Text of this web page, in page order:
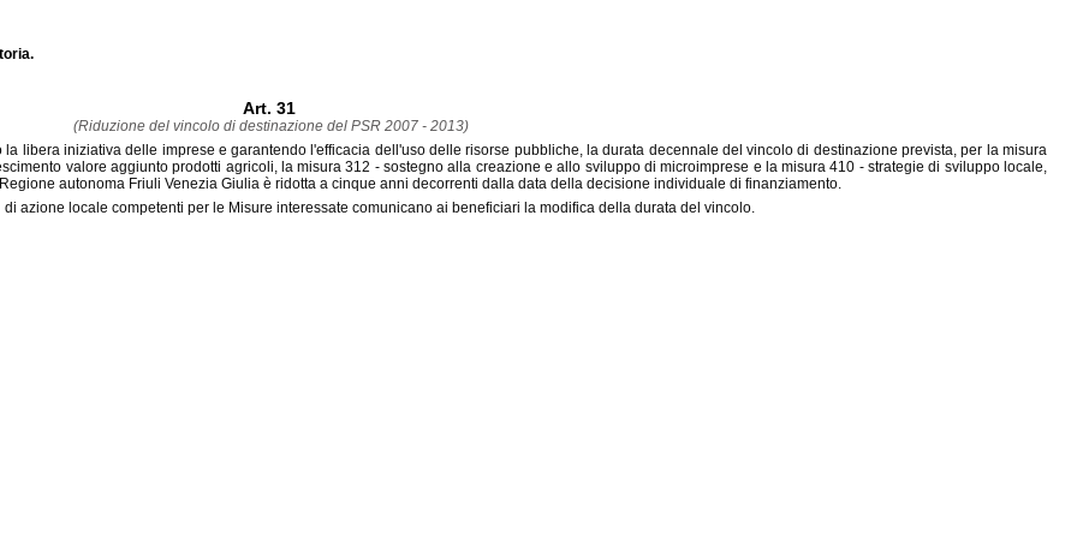
Art. 31
(Riduzione del vincolo di destinazione del PSR 2007 - 2013)
libera iniziativa delle imprese e garantendo l'efficacia dell'uso delle risorse pubbliche, la durata decennale del vincolo di destinazione prevista, per la misura
valore aggiunto prodotti agricoli, la misura 312 - sostegno alla creazione e allo sviluppo di microimprese e la misura 410 - strategie di sviluppo locale,
autonoma Friuli Venezia Giulia è ridotta a cinque anni decorrenti dalla data della decisione individuale di finanziamento.
azione locale competenti per le Misure interessate comunicano ai beneficiari la modifica della durata del vincolo.